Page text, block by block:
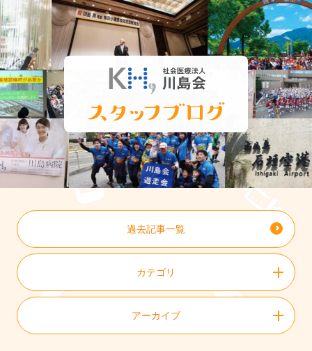
過去記事一覧
カテゴリ
アーカイブ